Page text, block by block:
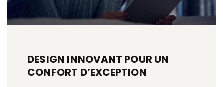
DESIGN INNOVANT POUR UN
CONFORT D’EXCEPTION